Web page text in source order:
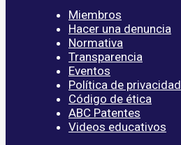
Miembros
Hacer una denuncia
Normativa
Transparencia
Eventos
Política de privacidad
Código de ética
ABC Patentes
Videos educativos